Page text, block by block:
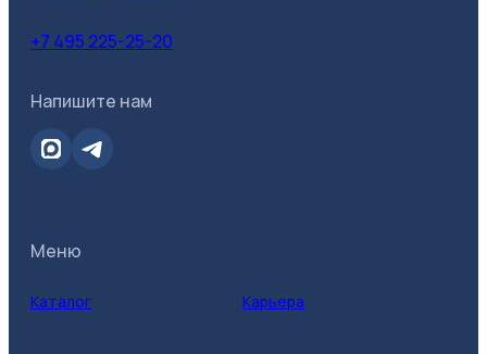
+7 495 225-25-20
Напишите нам
Меню
Каталог Карьера